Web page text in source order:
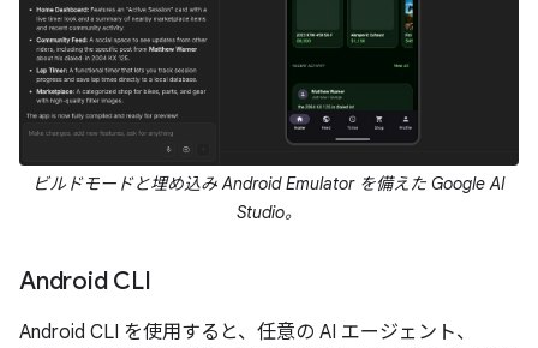
ビルドモードと埋め込み Android Emulator を備えた Google AI
Studio。
Android CLI
Android CLI を使用すると、任意の AI エージェント、